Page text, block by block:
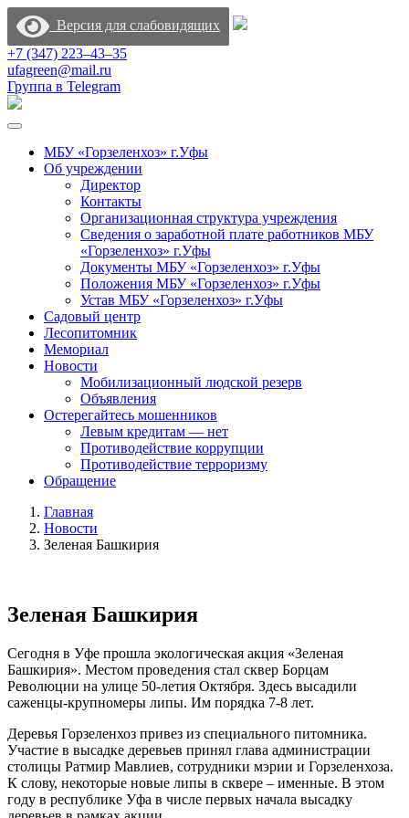
Версия для слабовидящих
+7 (347) 223‒43‒35
ufagreen@mail.ru
Группа в Telegram
МБУ «Горзеленхоз» г.Уфы
Об учреждении
Директор
Контакты
Организационная структура учреждения
Сведения о заработной плате работников МБУ
«Горзеленхоз» г.Уфы
Документы МБУ «Горзеленхоз» г.Уфы
Положения МБУ «Горзеленхоз» г.Уфы
Устав МБУ «Горзеленхоз» г.Уфы
Садовый центр
Лесопитомник
Мемориал
Новости
Мобилизационный людской резерв
Объявления
Остерегайтесь мошенников
Левым кредитам — нет
Противодействие коррупции
Противодействие терроризму
Обращение
Главная
Новости
Зеленая Башкирия
Зеленая Башкирия
Сегодня в Уфе прошла экологическая акция «Зеленая
Башкирия». Местом проведения стал сквер Борцам
Революции на улице 50-летия Октября. Здесь высадили
саженцы-крупномеры липы. Им порядка 7-8 лет.
Деревья Горзеленхоз привез из специального питомника.
Участие в высадке деревьев принял глава администрации
столицы Ратмир Мавлиев, сотрудники мэрии и Горзеленхоза.
К слову, некоторые новые липы в сквере – именные. В этом
году в республике Уфа в числе первых начала высадку